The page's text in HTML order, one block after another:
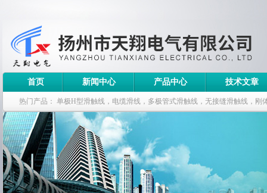
首页 新闻中心 产品中心 技术文章
热门产品： 单极H型滑触线，电缆滑线，多极管式滑触线，无接缝滑触线，刚
钢电缆滑车